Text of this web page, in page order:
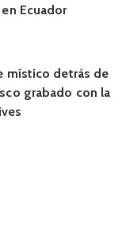
Ecuador
místico detrás de
grabado con la